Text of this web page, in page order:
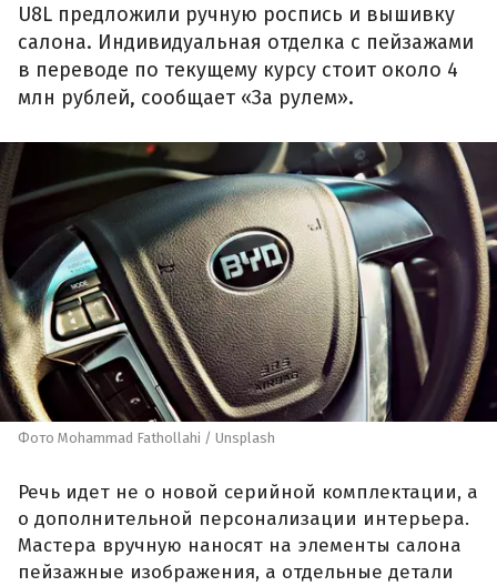
U8L предложили ручную роспись и вышивку
салона. Индивидуальная отделка с пейзажами
в переводе по текущему курсу стоит около 4
млн рублей, сообщает «За рулем».
Фото Mohammad Fathollahi / Unsplash
Речь идет не о новой серийной комплектации, а
о дополнительной персонализации интерьера.
Мастера вручную наносят на элементы салона
пейзажные изображения, а отдельные детали